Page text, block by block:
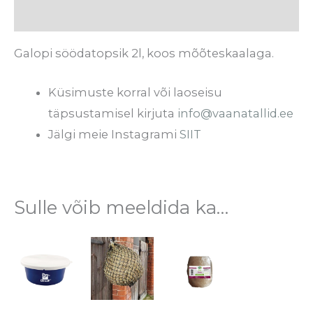
Galopi söödatopsik 2l, koos mõõteskaalaga.
Küsimuste korral või laoseisu
täpsustamisel kirjuta info@vaanatallid.ee
Jälgi meie InstagramiSIIT
Sulle võib meeldida ka…